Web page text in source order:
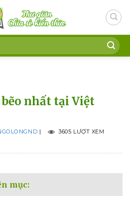
nhất tại Việt
| 3605 LƯỢT XEM
mục: